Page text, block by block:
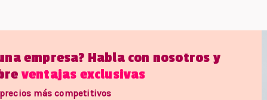
empresa? Habla con nosotros y
ventajas exclusivas
más competitivos